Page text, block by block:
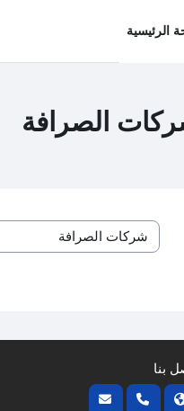
الرئيسية
الصرافة
تصنيفات المقررات
بنا